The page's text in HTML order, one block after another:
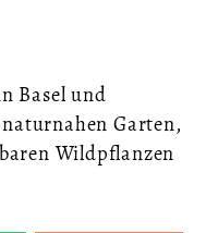
Basel und
Garten,
Wildpflanzen